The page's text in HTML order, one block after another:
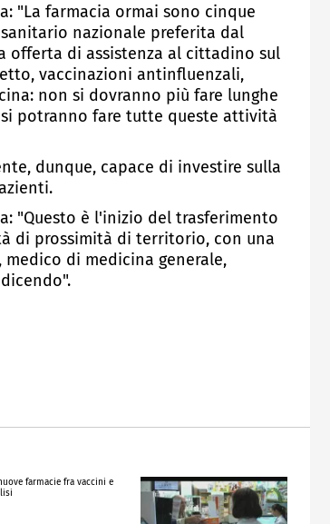
"La farmacia ormai sono cinque
nazionale preferita dal
offerta di assistenza al cittadino sul
vaccinazioni antinfluenzali,
non si dovranno più fare lunghe
potranno fare tutte queste attività
dunque, capace di investire sulla
"Questo è l'inizio del trasferimento
di prossimità di territorio, con una
di medicina generale,